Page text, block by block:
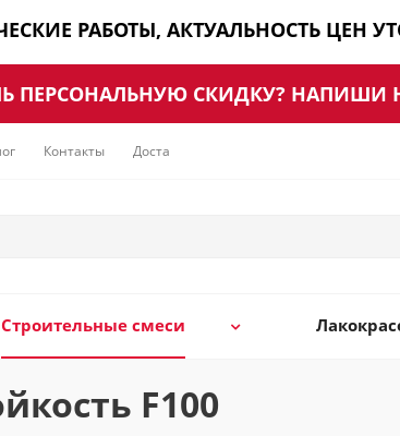
РАБОТЫ, АКТУАЛЬНОСТЬ ЦЕН
ПЕРСОНАЛЬНУЮ СКИДКУ? НАПИШИ
Контакты Доставка
Строительные смеси
F100